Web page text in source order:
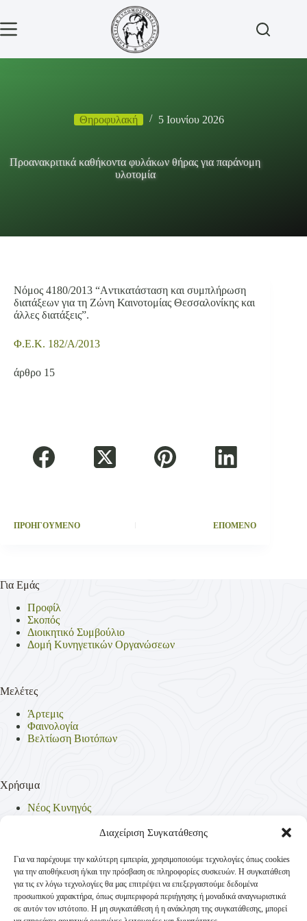
Διαχείριση Συγκατάθεσης
Για να παρέχουμε την καλύτερη εμπειρία, χρησιμοποιούμε τεχνολογίες όπως cookies
για την αποθήκευση ή/και την πρόσβαση σε πληροφορίες συσκευών. Η συγκατάθεση
για τις εν λόγω τεχνολογίες θα μας επιτρέψει να επεξεργαστούμε δεδομένα
προσωπικού χαρακτήρα, όπως συμπεριφορά περιήγησης ή μοναδικά αναγνωριστικά
σε αυτόν τον ιστότοπο. Η μη συγκατάθεση ή η ανάκληση της συγκατάθεσης, μπορεί
περιεχόμενο
Θηροφυλακή 5 Ιουνίου 2026
Προανακριτικά καθήκοντα φυλάκων θήρας για παράνομη
υλοτομία
Νόμος 4180/2013 “Aντικατάσταση και συμπλήρωση
διατάξεων για τη Ζώνη Καινοτομίας Θεσσαλονίκης και
άλλες διατάξεις”.
Φ.Ε.Κ. 182/Α/2013
άρθρο 15
ΠΡΟΗΓΟΥΜΕΝΟ ΕΠΟΜΕΝΟ
Για Εμάς
Προφίλ
Σκοπός
Διοικητικό Συμβούλιο
Δομή Κυνηγετικών Οργανώσεων
Μελέτες
Άρτεμις
Φαινολογία
Βελτίωση Βιοτόπων
Χρήσιμα
Νέος Κυνηγός
Νομοθεσία
Πολιτική Απορρήτου
Πολιτική Cookies (ΕΕ)